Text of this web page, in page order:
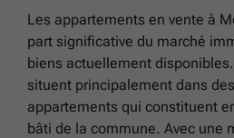
Les appartements en vente à
part significative du marché
biens actuellement
situent principalement dans
appartements qui constituent
bâti de la commune. Avec une